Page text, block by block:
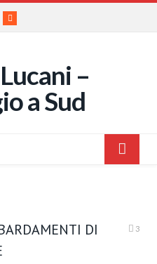
RSS
DI
3